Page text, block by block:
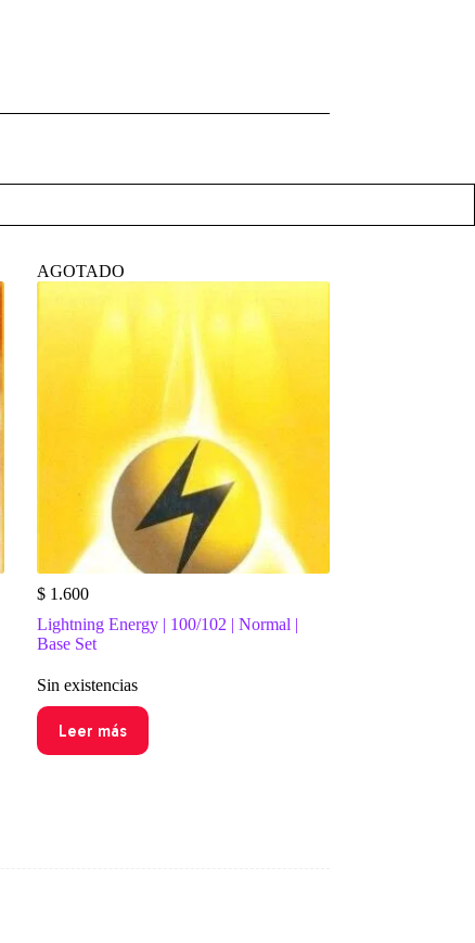
AGOTADO
$1.600
Lightning Energy | 100/102 | Normal |
Base Set
Sin existencias
Leer más